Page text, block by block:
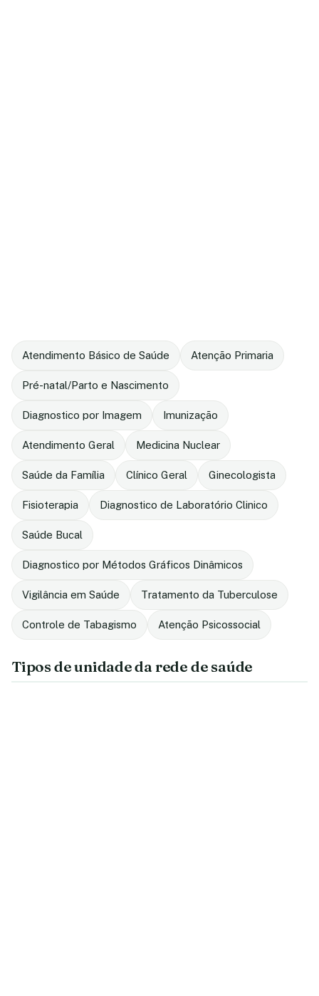
Atendimento Básico de Saúde Atenção Primaria
Pré-natal/Parto e Nascimento
Diagnostico por Imagem Imunização
Atendimento Geral Medicina Nuclear
Saúde da Família Clínico Geral Ginecologista
Fisioterapia Diagnostico de Laboratório Clinico
Saúde Bucal
Diagnostico por Métodos Gráficos Dinâmicos
Vigilância em Saúde Tratamento da Tuberculose
Controle de Tabagismo Atenção Psicossocial
Tipos de unidade da rede de saúde